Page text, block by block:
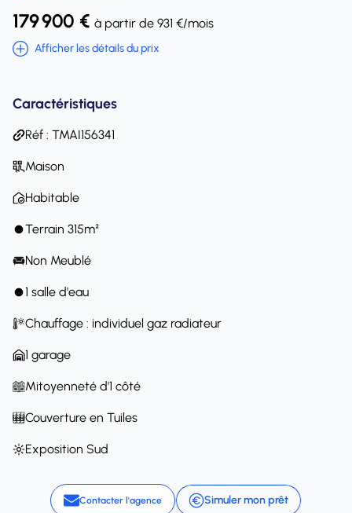
179 900 € à partir de 931 €/mois
Afficher les détails du prix
Caractéristiques
Réf : TMAI156341
Maison
Habitable
Terrain 315m²
Non Meublé
1 salle d'eau
Chauffage : individuel gaz radiateur
1 garage
Mitoyenneté d'1 côté
Couverture en Tuiles
Exposition Sud
Contacter l'agence Simuler mon prêt